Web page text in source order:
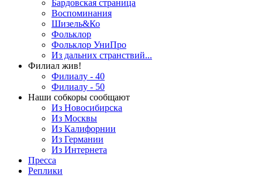
Бардовская страница
Воспоминания
Шизель&Ко
Фольклор
Фольклор УниПро
Из дальних странствий...
Филиал жив!
Филиалу - 40
Филиалу - 50
Наши собкоры сообщают
Из Новосибирска
Из Москвы
Из Калифорнии
Из Германии
Из Интернета
Пресса
Реплики